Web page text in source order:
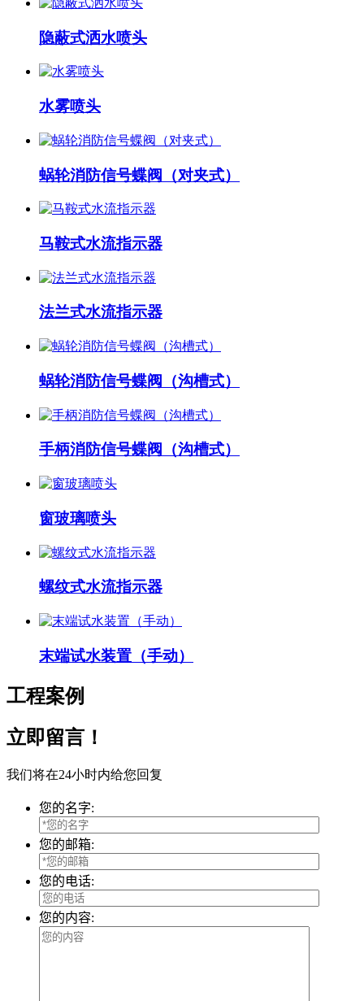
隐蔽式洒水喷头
水雾喷头
蜗轮消防信号蝶阀（对夹式）
马鞍式水流指示器
法兰式水流指示器
蜗轮消防信号蝶阀（沟槽式）
手柄消防信号蝶阀（沟槽式）
窗玻璃喷头
螺纹式水流指示器
末端试水装置（手动）
工程案例
立即留言！
我们将在24小时内给您回复
您的名字:
您的邮箱:
您的电话:
您的内容: